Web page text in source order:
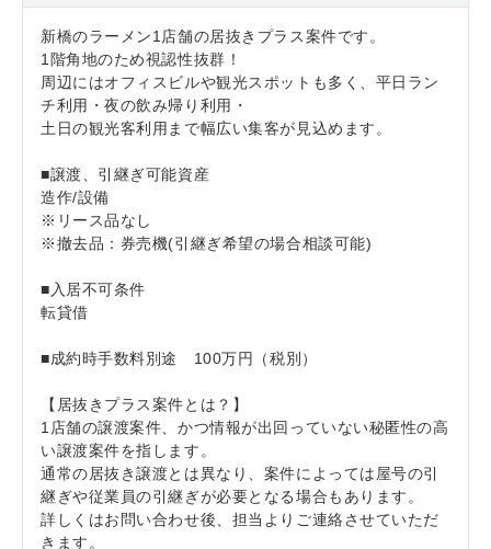
新橋のラーメン1店舗の居抜きプラス案件です。
1階角地のため視認性抜群！
周辺にはオフィスビルや観光スポットも多く、平日ラン
チ利用・夜の飲み帰り利用・
土日の観光客利用まで幅広い集客が見込めます。
■譲渡、引継ぎ可能資産
造作/設備
※リース品なし
※撤去品：券売機(引継ぎ希望の場合相談可能)
■入居不可条件
転貸借
■成約時手数料別途 100万円（税別）
【居抜きプラス案件とは？】
1店舗の譲渡案件、かつ情報が出回っていない秘匿性の高
い譲渡案件を指します。
通常の居抜き譲渡とは異なり、案件によっては屋号の引
継ぎや従業員の引継ぎが必要となる場合もあります。
詳しくはお問い合わせ後、担当よりご連絡させていただ
きます。